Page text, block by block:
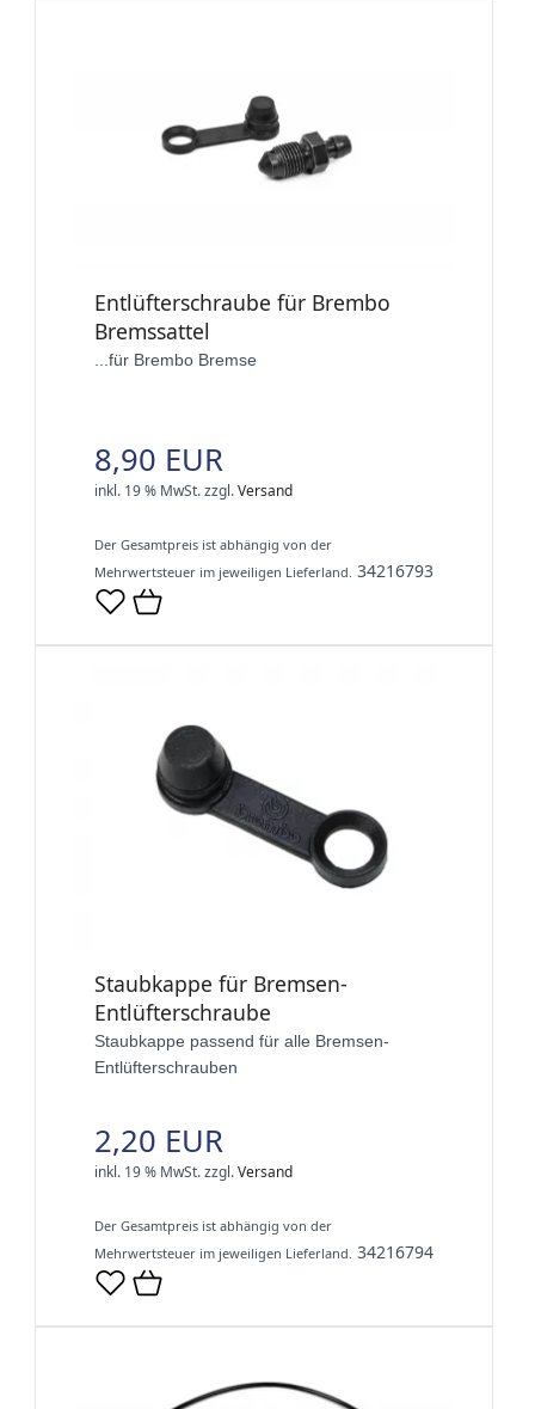
Entlüfterschraube für Brembo
Bremssattel
...für Brembo Bremse
8,90 EUR
inkl. 19 % MwSt.zzgl.Versand
Der Gesamtpreis ist abhängig von der
Mehrwertsteuer im jeweiligen Lieferland. 34216793
Staubkappe für Bremsen-
Entlüfterschraube
Staubkappe passend für alle Bremsen-
Entlüfterschrauben
2,20 EUR
inkl. 19 % MwSt.zzgl.Versand
Der Gesamtpreis ist abhängig von der
Mehrwertsteuer im jeweiligen Lieferland. 34216794